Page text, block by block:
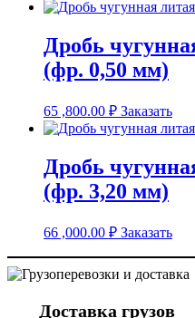
Дробь
(фр. 0,50 мм)
65 ,800.00 ₽ Заказать
Дробь
(фр. 3,20 мм)
66 ,000.00 ₽ Заказать
Доставка грузов